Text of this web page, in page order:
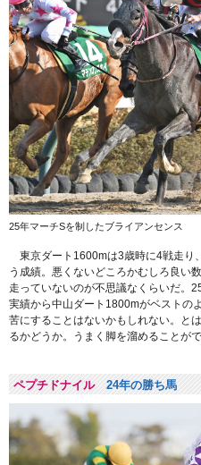
25年マーチSを制したブライアンセンス
東京ダート1600mは3歳時に4戦走り
う成績。悪くないどころかむしろ良い
走っていないのが不思議なくらいだ。
実績から中山ダート1800mがベストの
苦にすることはないかもしれない。と
るかどうか。うまく脚を溜めることがで
ペプチドナイル24年の勝ち馬